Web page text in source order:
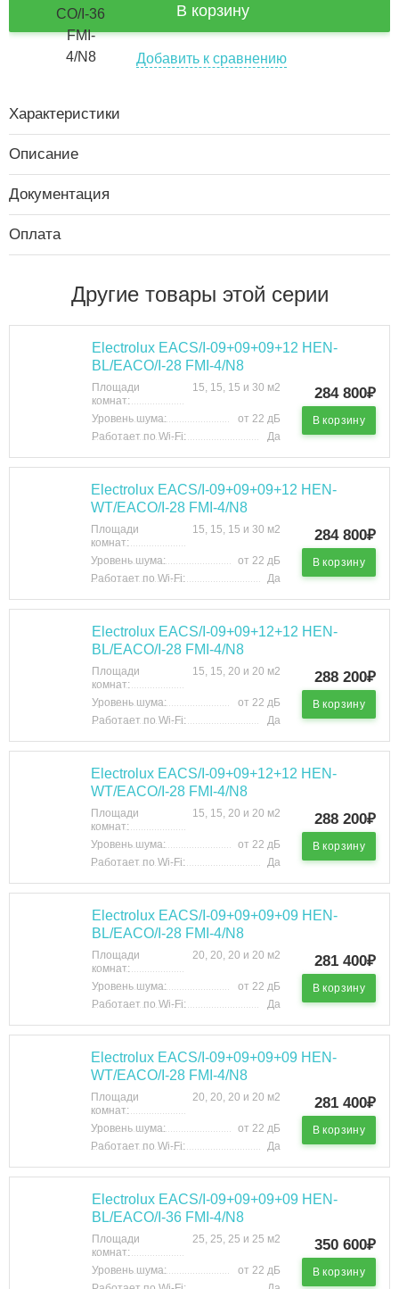
В корзину
Добавить к сравнению
Характеристики
Описание
Документация
Оплата
Другие товары этой серии
Electrolux EACS/I-09+09+09+12 HEN-
BL/EACO/I-28 FMI-4/N8
Площади
комнат:
15, 15, 15 и 30 м2
Уровень шума:
от 22 дБ
Работает по Wi-Fi:
Да
284 800₽
В корзину
Electrolux EACS/I-09+09+09+12 HEN-
WT/EACO/I-28 FMI-4/N8
Площади
комнат:
15, 15, 15 и 30 м2
Уровень шума:
от 22 дБ
Работает по Wi-Fi:
Да
284 800₽
В корзину
Electrolux EACS/I-09+09+12+12 HEN-
BL/EACO/I-28 FMI-4/N8
Площади
комнат:
15, 15, 20 и 20 м2
Уровень шума:
от 22 дБ
Работает по Wi-Fi:
Да
288 200₽
В корзину
Electrolux EACS/I-09+09+12+12 HEN-
WT/EACO/I-28 FMI-4/N8
Площади
комнат:
15, 15, 20 и 20 м2
Уровень шума:
от 22 дБ
Работает по Wi-Fi:
Да
288 200₽
В корзину
Electrolux EACS/I-09+09+09+09 HEN-
BL/EACO/I-28 FMI-4/N8
Площади
комнат:
20, 20, 20 и 20 м2
Уровень шума:
от 22 дБ
Работает по Wi-Fi:
Да
281 400₽
В корзину
Electrolux EACS/I-09+09+09+09 HEN-
WT/EACO/I-28 FMI-4/N8
Площади
комнат:
20, 20, 20 и 20 м2
Уровень шума:
от 22 дБ
Работает по Wi-Fi:
Да
281 400₽
В корзину
Electrolux EACS/I-09+09+09+09 HEN-
BL/EACO/I-36 FMI-4/N8
Площади
комнат:
25, 25, 25 и 25 м2
Уровень шума:
от 22 дБ
350 600₽
В корзину